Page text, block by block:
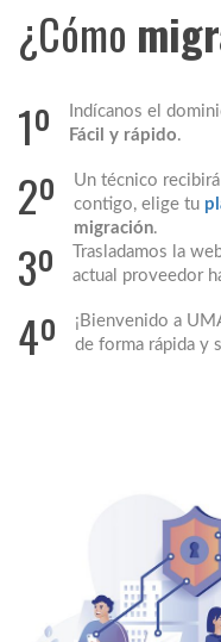
¿Cómo
1º
Indícanos el
Fácil y rápido.
2º
Un técnico
contigo, elige tu
migración.
3º
Trasladamos la
actual proveedor
4º
¡Bienvenido a
de forma rápida y